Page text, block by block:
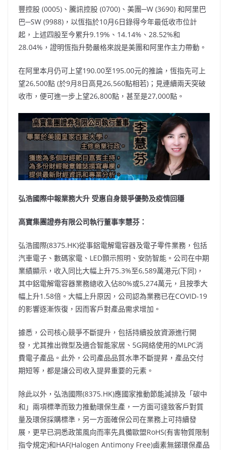
豐控股 (0005)、騰訊控股 (0700)、美團─W (3690) 和阿里巴
巴─SW (9988)，以恆指於10月6日錄得今年最低收市位計
起，上述四股至今累升9.19%、14.14%、28.52%和
28.04%，證明恆指升勢嚴格來說是美團和阿里作主力帶動。
在阿里本月仍可上望190.00至195.00元的推論，恆指先可上
望26,500點 (於9月8日高見26,560點相若)；見連續兩天突破
收市，便可進一步上望26,800點，甚至是27,000點。
弘浩國際中報業務大升 受惠自身競爭優勢及疫情回穩
高寶集團證券有限公司執行董事李慧芬：
弘浩國際(8375.HK)從事鋁電解電容器及電子零件業務，包括
汽車電子、數碼家電、LED顥示照明、安防智能。公司在中期
業績顯示，收入同比大幅上升75.3%至6,589萬港元(下同)，
其中鋁電解電容器業務總收入佔80%或5,274萬元，且按季大
幅上升1.58倍。大幅上升原因，公司認為業務已在COVID-19
的影響逐漸恢復，因而客戶對產品需求增加。
據悉，公司核心競爭不斷提升，包括持續投放資源進行開
發，尤其推出微型及適合智能家居、5G网絡使用的MLPC消
費電子產品。此外，公司產品品質水準不斷提昇，產品交付
期短等，都是讓公司收入提昇重要的元素。
除此以外，弘浩國際(8375.HK)應國家推動節能減排及「碳中
和」兩項標準而致力推動環保生產，一方面可達致客戶對質
量及環保採購標準，另一方面確保公司在業務上可持續發
展，更早已洞悉政策風向而率先具備歐盟RoHS(有害物質限制
指令規定)和HAF(Halogen Antimony Free)鹵素無銻環保產品